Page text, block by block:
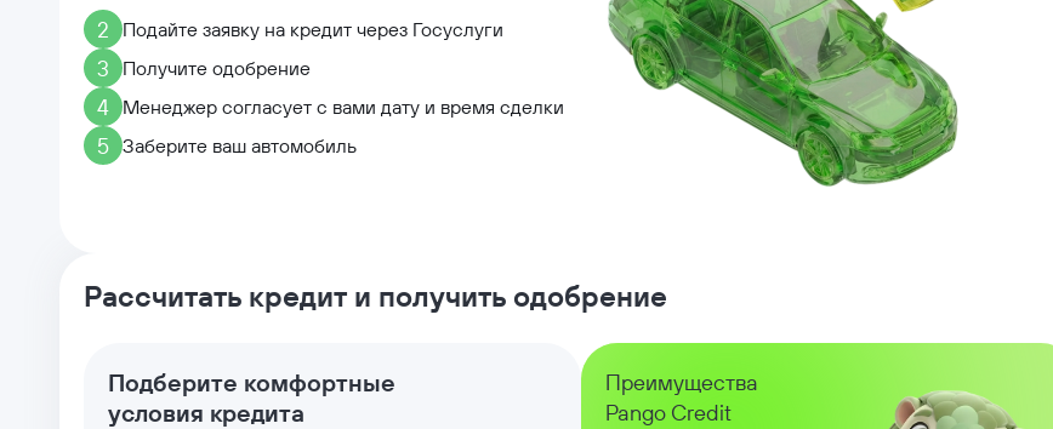
2 Подайте заявку на кредит через Госуслуги
3 Получите одобрение
4 Менеджер согласует с вами дату и время сделки
5 Заберите ваш автомобиль
Рассчитать кредит и получить одобрение
Подберите комфортные
условия кредита
Преимущества
Pango Credit